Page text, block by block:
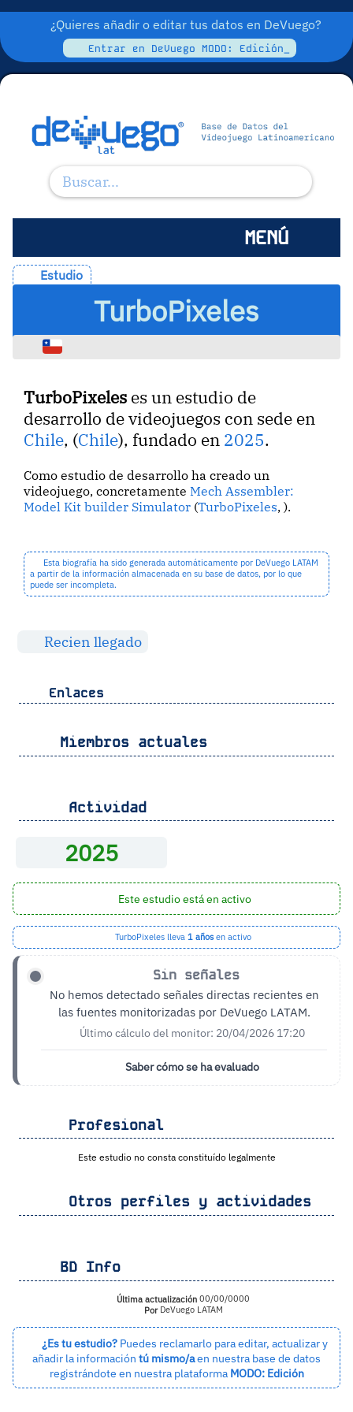
¿Quieres añadir o editar tus datos en DeVuego?
Entrar en DeVuego MODO: Edición_
MENÚ
Estudio
TurboPixeles
TurboPixeles es un estudio de
desarrollo de videojuegos con sede en
Chile, (Chile), fundado en 2025.
Como estudio de desarrollo ha creado un
videojuego, concretamenteMech Assembler:
Model Kit builder Simulator (TurboPixeles, ).
Esta biografía ha sido generada automáticamente por DeVuego LATAM
a partir de la información almacenada en su base de datos, por lo que
puede ser incompleta.
Recien llegado
Enlaces
Miembros actuales
Actividad
2025
Este estudio está en activo
TurboPixeles lleva 1 años en activo
Sin señales
No hemos detectado señales directas recientes en
las fuentes monitorizadas por DeVuego LATAM.
Último cálculo del monitor: 20/04/2026 17:20
Saber cómo se ha evaluado
Profesional
Este estudio no consta constituído legalmente
Otros perfiles y actividades
BD Info
Última actualización 00/00/0000
PorDeVuego LATAM
¿Es tu estudio? Puedes reclamarlo para editar, actualizar y
añadir la información tú mismo/aen nuestra base de datos
registrándote en nuestra plataforma MODO: Edición